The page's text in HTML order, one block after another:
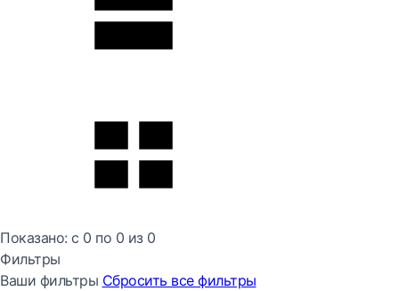
Показано: с 0 по 0 из 0
Фильтры
Ваши фильтры Сбросить все фильтры